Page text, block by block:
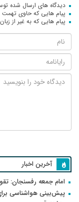
دیدگاه های ارسال شده
پیام هایی که حاوی تهمت
پیام هایی که به غیر از
آخرین اخبار
امام جمعه رفسنجان:
پیش‌بینی هواشناسی